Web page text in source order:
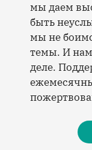
мы даем
быть
мы не
темы. И
деле.